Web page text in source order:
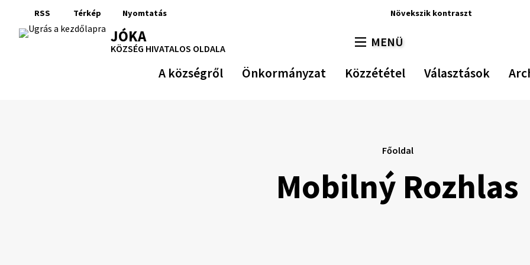
tartalomra
RSS
RSS
Térkép
Oldaltérkép
Nyomtatás
Nyomtatás
Növekszik kontraszt
JÓKA
KÖZSÉG HIVATALOS OLDALA VÁLTÁS
MENÜ
A községről Önkormányzat Közzététel Választások
Mobilný Rozhlas
Főoldal